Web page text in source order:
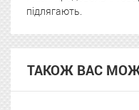
підлягають.
ТАКОЖ ВАС